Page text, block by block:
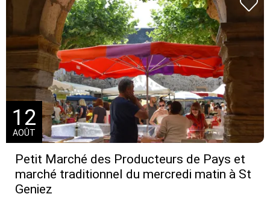
Petit Marché des Producteurs de Pays et
marché traditionnel du mercredi matin à St
Geniez
12
AOÛT